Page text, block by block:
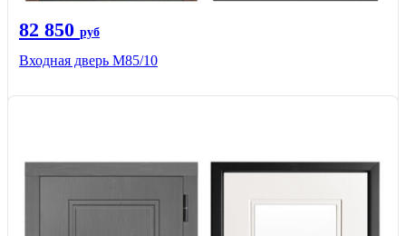
82 850 руб
Входная дверь M85/10